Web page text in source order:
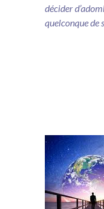
décider
quelconque de